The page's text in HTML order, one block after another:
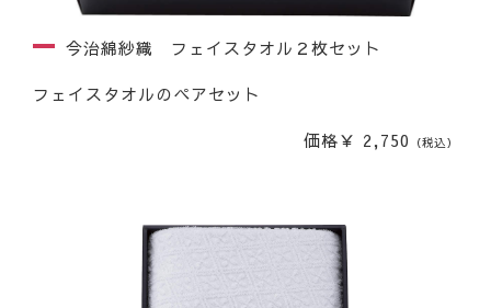
今治綿紗織 フェイスタオル２枚セット
フェイスタオルのペアセット
価格￥ 2,750 （税込）